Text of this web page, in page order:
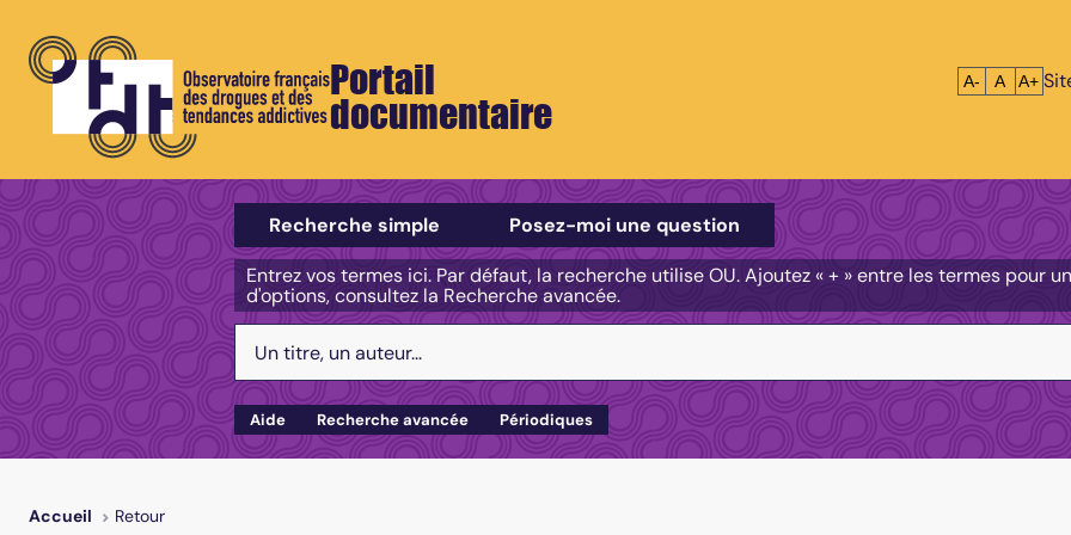
Portail
documentaire
Réduire le
A- A A+
Sélectionner un type de recherche
Recherche simple
Posez-moi une question
Entrez vos termes ici. Par défaut, la recherche utilise OU. Ajoutez « + » entre les termes pour
d'options, consultez la Recherche avancée.
Aide Recherche avancée Périodiques
Accueil Retour